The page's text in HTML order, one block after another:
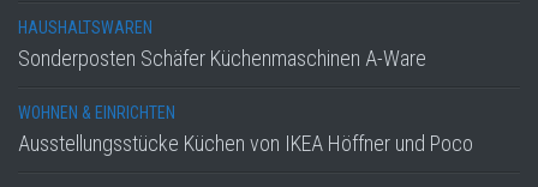
HAUSHALTSWAREN
Sonderposten Schäfer Küchenmaschinen A-Ware
WOHNEN & EINRICHTEN
Ausstellungsstücke Küchen von IKEA Höffner und Poco